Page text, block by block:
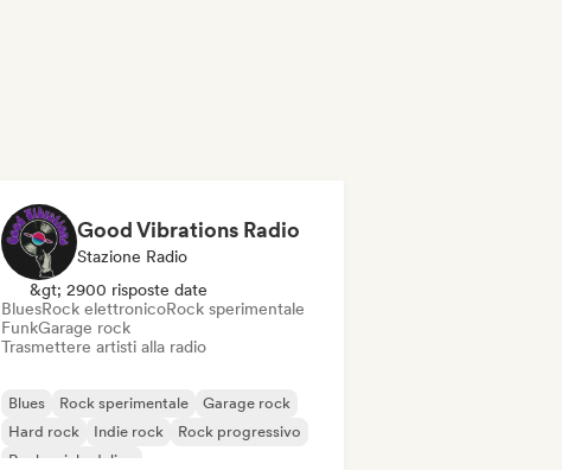
Good Vibrations Radio
Stazione Radio
&gt; 2900 risposte date
BluesRock elettronicoRock sperimentale
FunkGarage rock
Trasmettere artisti alla radio
Blues Rock sperimentale
Garage rock
Hard rock
Indie rock
Rock progressivo
Rock psichedelico